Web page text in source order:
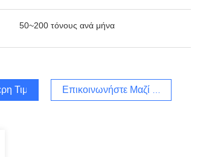
50~200 τόνους ανά μήνα
Τιμή Επικοινωνήστε Μαζί Μας